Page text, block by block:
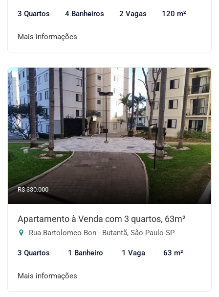
3 Quartos 4 Banheiros 2 Vagas 120 m²
Mais informações
R$ 330.000
Apartamento à Venda com 3 quartos, 63m²
Rua Bartolomeo Bon - Butantã, São Paulo-SP
3 Quartos 1 Banheiro 1 Vaga 63 m²
Mais informações